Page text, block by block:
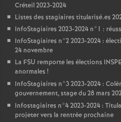
Créteil 2023-2024
Listes des stagiaires titularisé.es
InfoStagiaires 2023-2024 n°1 :
InfoStagiaires n°2 2023-2024 :
24 novembre
La FSU remporte les élections INSPE
anormales !
InfoStagiaires n°3 2023-2024 :
gouvernement, stage du 28 mars
Infostagiaires n°4 2023-2024 :
projeter vers la rentrée prochaine